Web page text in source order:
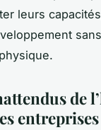
leurs
de
entreprises